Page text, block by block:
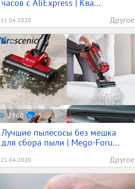
часов с AliExpress | Ква...
11.04.2020 Другое
2960 3
Лучшие пылесосы без мешка
для сбора пыли | Mego-Foru...
21.04.2020 Другое